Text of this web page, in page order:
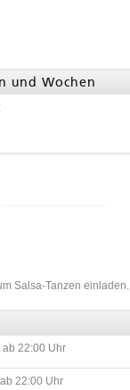
und Wochen
Salsa-Tanzen einladen.
22:00 Uhr
22:00 Uhr